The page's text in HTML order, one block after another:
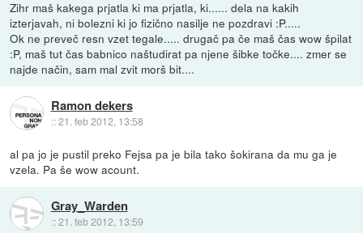
Zihr maš kakega prjatla ki ma prjatla, ki...... dela na kakih
izterjavah, ni bolezni ki jo fizično nasilje ne pozdravi :P.....
Ok ne preveč resn vzet tegale..... drugač pa če maš čas wow špilat
:P, maš tut čas babnico naštudirat pa njene šibke točke.... zmer se
najde način, sam mal zvit morš bit....
Ramon dekers
::21. feb 2012, 13:58
al pa jo je pustil preko Fejsa pa je bila tako šokirana da mu ga je
vzela. Pa še wow acount.
Gray_Warden
::21. feb 2012, 13:59